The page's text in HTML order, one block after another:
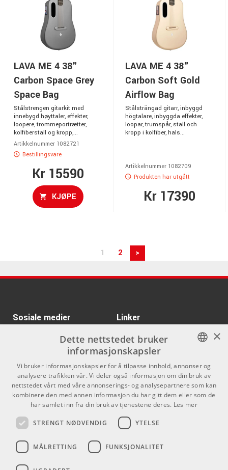
LAVA ME 4 38"
Carbon Space Grey
Space Bag
Stålstrengen gitarkit med
innebygd høyttaler, effekter,
loopere, trommeportrætter,
kolfiberstall og kropp,...
Artikkelnummer 1082721
Bestillingsvare
Kr 15590
KJØPE
LAVA ME 4 38"
Carbon Soft Gold
Airflow Bag
Stålsträngad gitarr, inbyggd
högtalare, inbyggda effekter,
loopar, trumspår, stall och
kropp i kolfiber, hals...
Artikkelnummer 1082709
Produkten har utgått
Kr 17390
1 2 >
Sosiale medier Linker
Om Oss
Kontakt oss
Kjøpsvilkår
Butikken
Varemerker
NORWEGIAN
×
Dette nettstedet bruker
informasjonskapsler
Vi bruker informasjonskapsler for å tilpasse innhold, annonser og
analysere trafikken vår. Vi deler også informasjon om din bruk av
nettstedet vårt med våre annonserings- og analysepartnere som kan
kombinere den med annen informasjon du har gitt dem eller som de
har samlet inn fra din bruk av tjenestene deres. Les mer
STRENGT NØDVENDIG YTELSE
MÅLRETTING FUNKSJONALITET